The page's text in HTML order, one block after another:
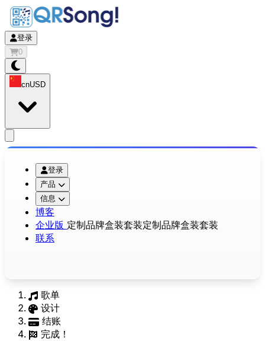
登录
0
cnUSD
登录
产品
信息
博客
企业版 定制品牌盒装套装定制品牌盒装套装
联系
歌单
设计
结账
完成！